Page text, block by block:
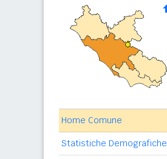
Home Comune
Statistiche Demografiche